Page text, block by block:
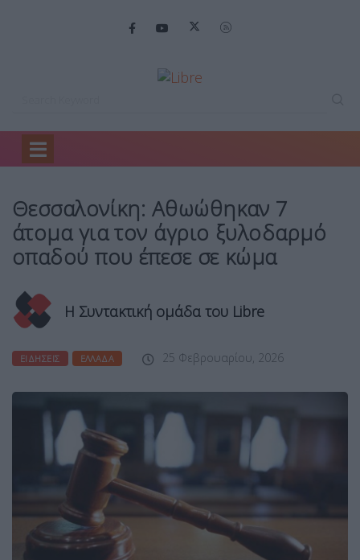
Home
Θεσσαλονίκη: Αθωώθηκαν 7
άτομα για τον άγριο ξυλοδαρμό
οπαδού που έπεσε σε κώμα
Η Συντακτική ομάδα του Libre
ΕΙΔΉΣΕΙΣ ΕΛΛΆΔΑ 25 Φεβρουαρίου, 2026